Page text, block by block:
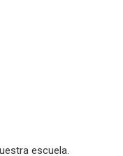
escuela.